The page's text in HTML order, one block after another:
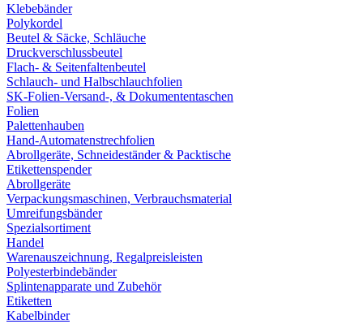
Klebebänder
Polykordel
Beutel & Säcke, Schläuche
Druckverschlussbeutel
Flach- & Seitenfaltenbeutel
Schlauch- und Halbschlauchfolien
SK-Folien-Versand-, & Dokumententaschen
Folien
Palettenhauben
Hand-Automatenstrechfolien
Abrollgeräte, Schneideständer & Packtische
Etikettenspender
Abrollgeräte
Verpackungsmaschinen, Verbrauchsmaterial
Umreifungsbänder
Spezialsortiment
Handel
Warenauszeichnung, Regalpreisleisten
Polyesterbindebänder
Splintenapparate und Zubehör
Etiketten
Kabelbinder